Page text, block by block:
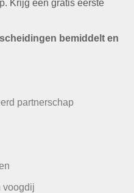
Krijg een gratis eerste
bemiddelt en
partnerschap
voogdij